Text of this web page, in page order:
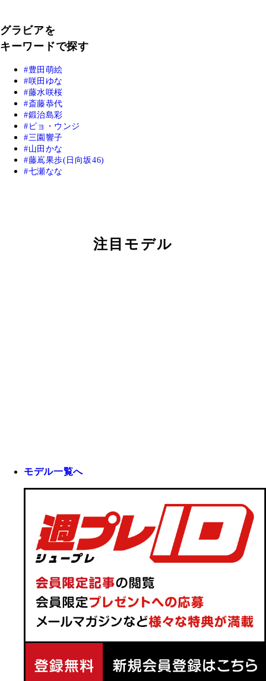
グラビアを
キーワードで探す
豊田萌絵
咲田ゆな
藤水咲桜
斎藤恭代
鍛治島彩
ピョ・ウンジ
三園響子
山田かな
藤嶌果歩(日向坂46)
七瀬なな
注目モデル
モデル一覧へ